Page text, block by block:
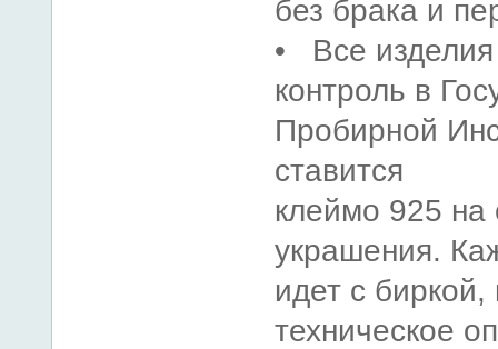
без брака и
• Все изделия
контроль в
Пробирной
ставится
клеймо 925
украшения.
идет с биркой,
техническое